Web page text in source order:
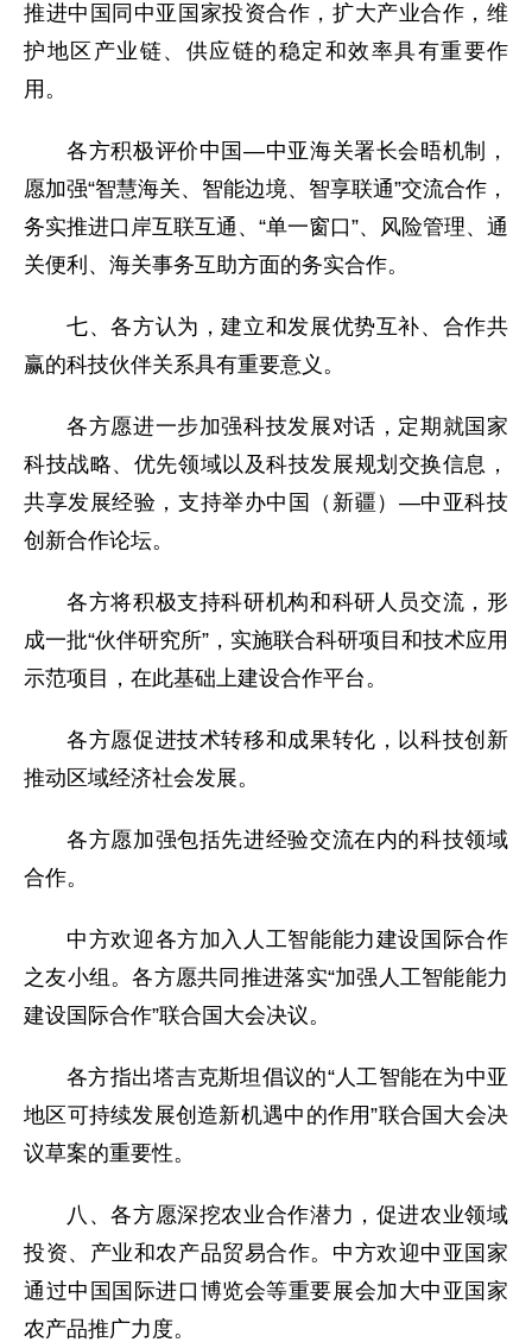
推进中国同中亚国家投资合作，扩大产业合作，维
护地区产业链、供应链的稳定和效率具有重要作
用。
各方积极评价中国—中亚海关署长会晤机制，
愿加强“智慧海关、智能边境、智享联通”交流合作，
务实推进口岸互联互通、“单一窗口”、风险管理、通
关便利、海关事务互助方面的务实合作。
七、各方认为，建立和发展优势互补、合作共
赢的科技伙伴关系具有重要意义。
各方愿进一步加强科技发展对话，定期就国家
科技战略、优先领域以及科技发展规划交换信息，
共享发展经验，支持举办中国（新疆）—中亚科技
创新合作论坛。
各方将积极支持科研机构和科研人员交流，形
成一批“伙伴研究所”，实施联合科研项目和技术应用
示范项目，在此基础上建设合作平台。
各方愿促进技术转移和成果转化，以科技创新
推动区域经济社会发展。
各方愿加强包括先进经验交流在内的科技领域
合作。
中方欢迎各方加入人工智能能力建设国际合作
之友小组。各方愿共同推进落实“加强人工智能能力
建设国际合作”联合国大会决议。
各方指出塔吉克斯坦倡议的“人工智能在为中亚
地区可持续发展创造新机遇中的作用”联合国大会决
议草案的重要性。
八、各方愿深挖农业合作潜力，促进农业领域
投资、产业和农产品贸易合作。中方欢迎中亚国家
通过中国国际进口博览会等重要展会加大中亚国家
农产品推广力度。